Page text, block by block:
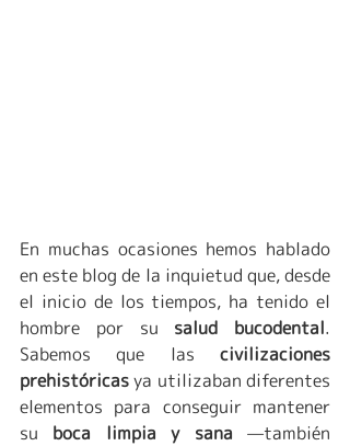
En muchas ocasiones hemos hablado
en este blog de la inquietud que, desde
el inicio de los tiempos, ha tenido el
hombre por su salud bucodental.
Sabemos que las civilizaciones
prehistóricas ya utilizaban diferentes
elementos para conseguir mantener
su boca limpia y sana —también